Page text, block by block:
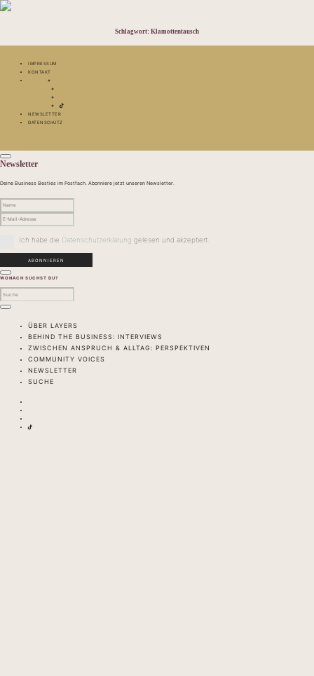
Schlagwort: Klamottentausch
IMPRESSUM
KONTAKT
NEWSLETTER
DATENSCHUTZ
Newsletter
Deine Business Besties im Postfach. Abonniere jetzt unseren Newsletter.
Ich habe die Datenschutzerklärung gelesen und akzeptiert.
WONACH SUCHST DU?
ÜBER LAYERS
BEHIND THE BUSINESS: INTERVIEWS
ZWISCHEN ANSPRUCH & ALLTAG: PERSPEKTIVEN
COMMUNITY VOICES
NEWSLETTER
SUCHE